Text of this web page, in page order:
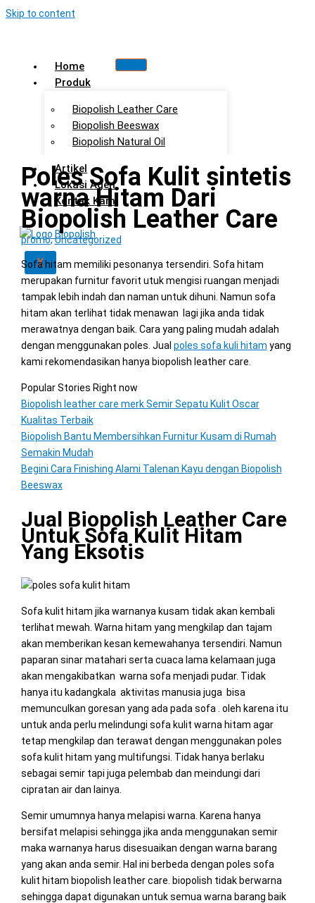
Skip to content
Home
Produk
Biopolish Leather Care
Biopolish Beeswax
Biopolish Natural Oil
Artikel
Lokasi Agen
Kontak Kami
X
Poles Sofa Kulit sintetis
warna Hitam Dari
Biopolish Leather Care
promo,Uncategorized
Sofa hitam memiliki pesonanya tersendiri. Sofa hitam
merupakan furnitur favorit utuk mengisi ruangan menjadi
tampak lebih indah dan naman untuk dihuni. Namun sofa
hitam akan terlihat tidak menawan lagi jika anda tidak
merawatnya dengan baik. Cara yang paling mudah adalah
dengan menggunakan poles. Jual poles sofa kuli hitam yang
kami rekomendasikan hanya biopolish leather care.
Popular Stories Right now
Biopolish leather care merk Semir Sepatu Kulit Oscar
Kualitas Terbaik
Biopolish Bantu Membersihkan Furnitur Kusam di Rumah
Semakin Mudah
Begini Cara Finishing Alami Talenan Kayu dengan Biopolish
Beeswax
Jual Biopolish Leather Care
Untuk Sofa Kulit Hitam
Yang Eksotis
Sofa kulit hitam jika warnanya kusam tidak akan kembali
terlihat mewah. Warna hitam yang mengkilap dan tajam
akan memberikan kesan kemewahanya tersendiri. Namun
paparan sinar matahari serta cuaca lama kelamaan juga
akan mengakibatkan warna sofa menjadi pudar. Tidak
hanya itu kadangkala aktivitas manusia juga bisa
memunculkan goresan yang ada pada sofa . oleh karena itu
untuk anda perlu melindungi sofa kulit warna hitam agar
tetap mengkilap dan terawat dengan menggunakan poles
sofa kulit hitam yang multifungsi. Tidak hanya berlaku
sebagai semir tapi juga pelembab dan meindungi dari
cipratan air dan lainya.
Semir umumnya hanya melapisi warna. Karena hanya
bersifat melapisi sehingga jika anda menggunakan semir
maka warnanya harus disesuaikan dengan warna barang
yang akan anda semir. Hal ini berbeda dengan poles sofa
kulit hitam biopolish leather care. biopolish tidak berwarna
sehingga dapat digunakan untuk semua warna barang baik